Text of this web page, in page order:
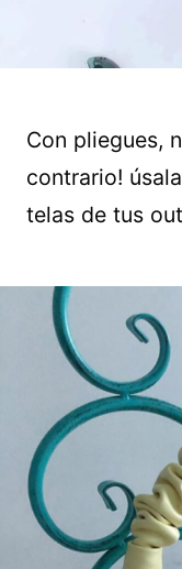
Con pliegues,
contrario!
telas de tus